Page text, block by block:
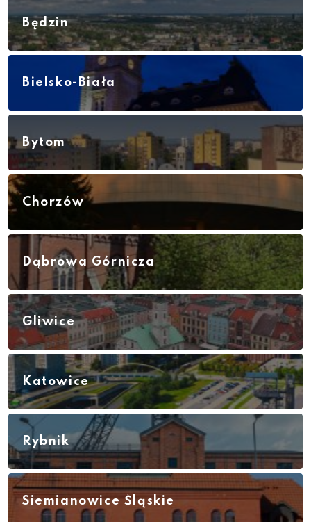
Będzin
Bielsko-Biała
Bytom
Chorzów
Dąbrowa Górnicza
Gliwice
Katowice
Rybnik
Siemianowice Śląskie